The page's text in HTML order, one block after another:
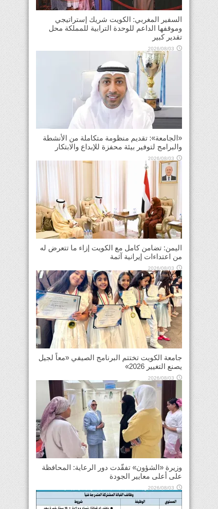
السفير المغربي: الكويت شريك إستراتيجي
وموقفها الداعم للوحدة الترابية للمملكة محل
تقدير كبير
2026/08/03
«الجامعة»: تقديم منظومة متكاملة من الأنشطة
والبرامج لتوفير بيئة محفزة للإبداع والابتكار
2026/08/03
اليمن: تضامن كامل مع الكويت إزاء ما تتعرض له
من اعتداءات إيرانية آثمة
2026/08/03
جامعة الكويت تختتم البرنامج الصيفي «معاً لجيل
يصنع التغيير 2026»
2026/08/03
وزيرة «الشؤون» تفقّدت دور الرعاية: المحافظة
على أعلى معايير الجودة
2026/08/03